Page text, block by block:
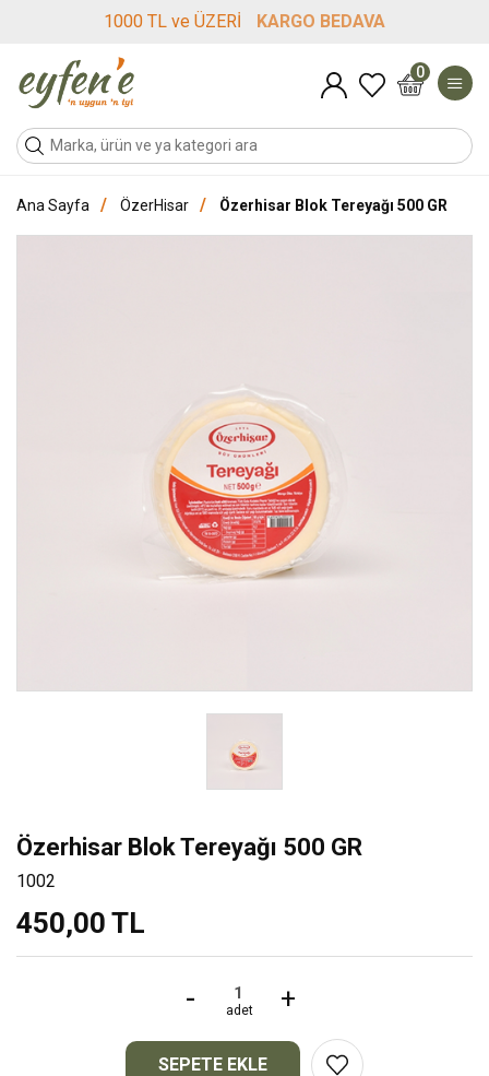
1000 TL ve ÜZERİ KARGO BEDAVA
0
Ana Sayfa / ÖzerHisar / Özerhisar Blok Tereyağı 500 GR
Özerhisar Blok Tereyağı 500 GR
1002
450,00 TL
- adet +
SEPETE EKLE